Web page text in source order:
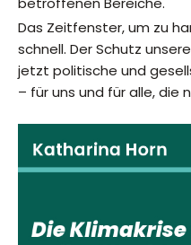
Das Zeitfenster, um zu
schnell. Der Schutz
jetzt politische und
– für uns und für alle, die